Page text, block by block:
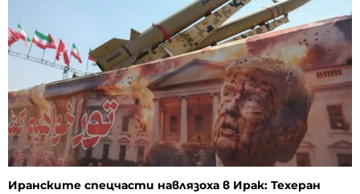
Иранските спецчасти навлязоха в Ирак: Техеран